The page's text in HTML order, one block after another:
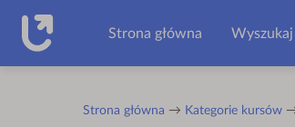
Strona główna
Strona główna Kategorie kursów